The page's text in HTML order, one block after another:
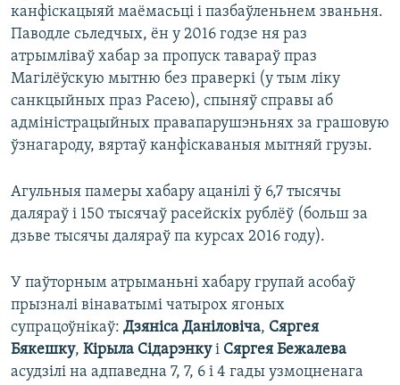
канфіскацыяй маёмасьці і пазбаўленьнем званьня.
Паводле сьледчых, ён у 2016 годзе ня раз
атрымліваў хабар за пропуск тавараў праз
Магілёўскую мытню без праверкі (у тым ліку
санкцыйных праз Расею), спыняў справы аб
адміністрацыйных правапарушэньнях за грашовую
ўзнагароду, вяртаў канфіскаваныя мытняй грузы.
Агульныя памеры хабару ацанілі ў 6,7 тысячы
даляраў і 150 тысячаў расейскіх рублёў (больш за
дзьве тысячы даляраў па курсах 2016 году).
У паўторным атрыманьні хабару групай асобаў
прызналі вінаватымі чатырох ягоных
супрацоўнікаў: Дзяніса Даніловіча, Сяргея
Бякешку, Кірыла Сідарэнкуі Сяргея Бежалева
асудзілі на адпаведна 7, 7, 6 і 4 гады узмоцненага